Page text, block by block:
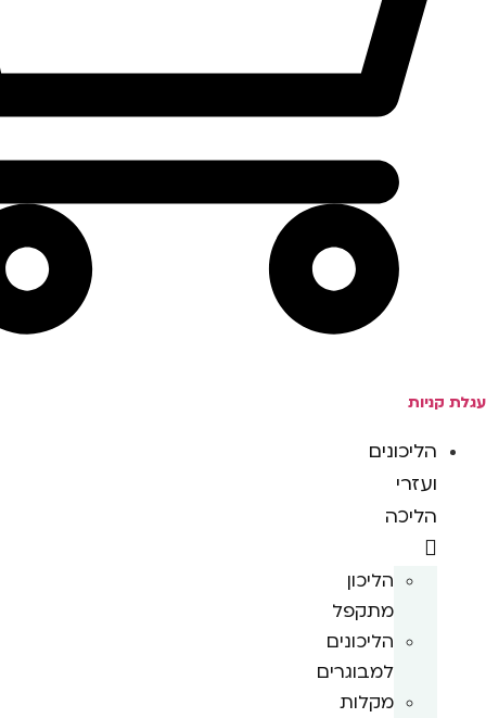
עגלת קניות
הליכונים
ועזרי
הליכה
הליכון
מתקפל
הליכונים
למבוגרים
מקלות